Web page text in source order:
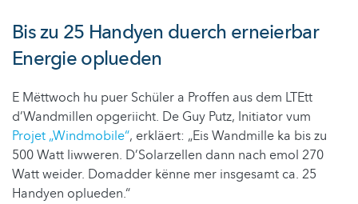
Bis zu 25 Handyen duerch erneierbar
Energie oplueden
E Mëttwoch hu puer Schüler a Proffen aus dem LTEtt
d’Wandmillen opgeriicht. De Guy Putz, Initiator vum
Projet „Windmobile“, erkläert: „Eis Wandmille ka bis zu
500 Watt liwweren. D’Solarzellen dann nach emol 270
Watt weider. Domadder kënne mer insgesamt ca. 25
Handyen oplueden.“